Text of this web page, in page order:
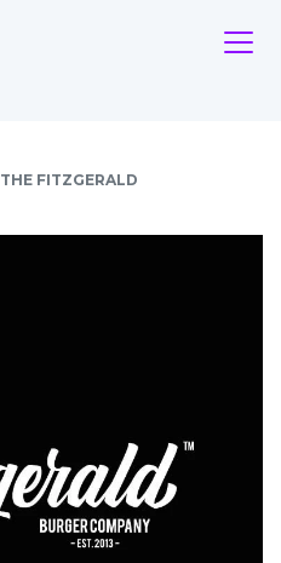
THE FITZGERALD